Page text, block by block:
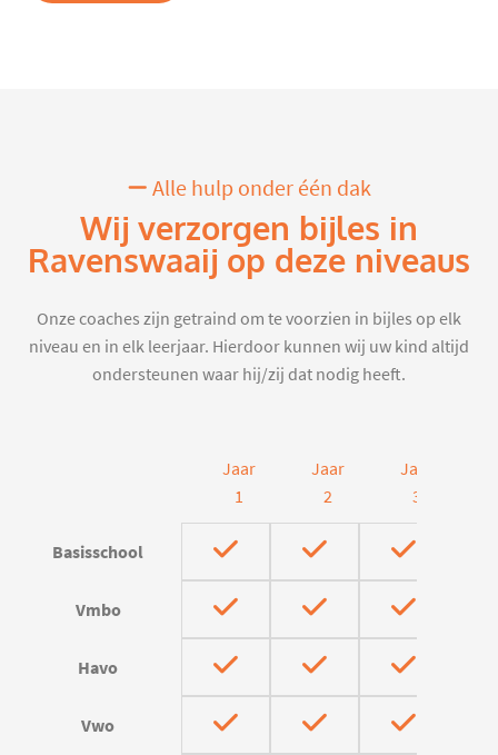
Alle hulp onder één dak
Wij verzorgen bijles in
Ravenswaaij op deze niveaus
Onze coaches zijn getraind om te voorzien in bijles op elk
niveau en in elk leerjaar. Hierdoor kunnen wij uw kind altijd
ondersteunen waar hij/zij dat nodig heeft.
Jaar
1
Jaar
2
Jaar
3
Basisschool
Vmbo
Havo
Vwo